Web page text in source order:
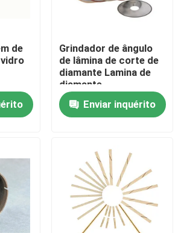
de
Grindador de ângulo
de lâmina de corte de
diamante Lamina de
diamante
Homologação OHSAS
Enviar inquérito